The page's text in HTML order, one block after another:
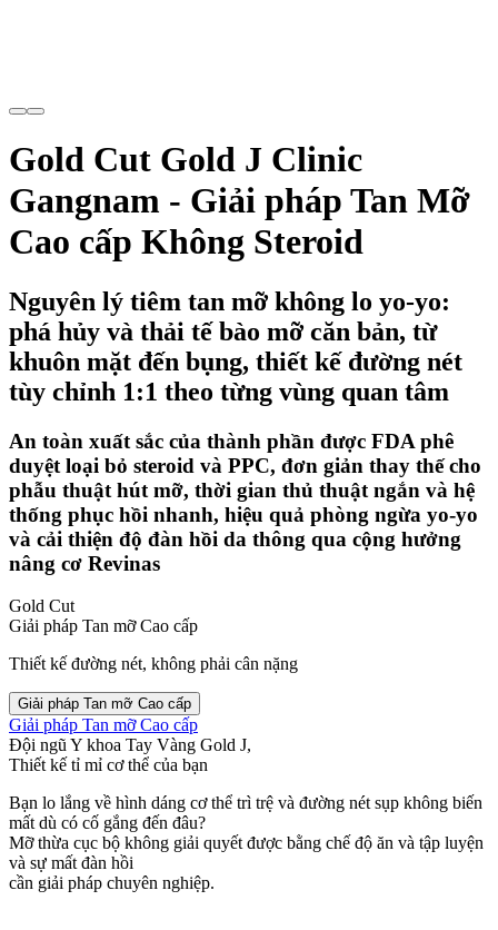
Gold Cut Gold J Clinic
Gangnam - Giải pháp Tan Mỡ
Cao cấp Không Steroid
Nguyên lý tiêm tan mỡ không lo yo-yo:
phá hủy và thải tế bào mỡ căn bản, từ
khuôn mặt đến bụng, thiết kế đường nét
tùy chỉnh 1:1 theo từng vùng quan tâm
An toàn xuất sắc của thành phần được FDA phê
duyệt loại bỏ steroid và PPC, đơn giản thay thế cho
phẫu thuật hút mỡ, thời gian thủ thuật ngắn và hệ
thống phục hồi nhanh, hiệu quả phòng ngừa yo-yo
và cải thiện độ đàn hồi da thông qua cộng hưởng
nâng cơ Revinas
Gold Cut
Giải pháp Tan mỡ Cao cấp
Thiết kế đường nét, không phải cân nặng
Giải pháp Tan mỡ Cao cấp
Giải pháp Tan mỡ Cao cấp
Đội ngũ Y khoa Tay Vàng Gold J,
Thiết kế tỉ mỉ cơ thể của bạn
Bạn lo lắng về hình dáng cơ thể trì trệ và đường nét sụp không biến
mất dù có cố gắng đến đâu?
Mỡ thừa cục bộ không giải quyết được bằng chế độ ăn và tập luyện
và sự mất đàn hồi
cần giải pháp chuyên nghiệp.